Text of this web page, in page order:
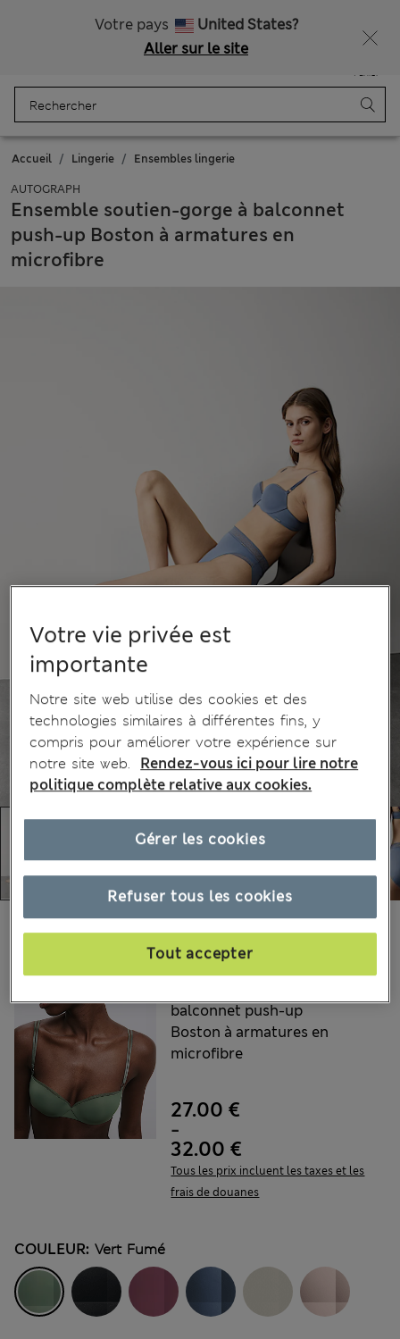
Votre pays
United States?
Aller sur le site
Panier
Accueil Lingerie Ensembles lingerie
AUTOGRAPH
Ensemble soutien-gorge à balconnet
push-up Boston à armatures en
microfibre
AUTOGRAPH
balconnet push-up
Boston à armatures en
microfibre
27.00 €
-
32.00 €
Tous les prix incluent les taxes et les
frais de douanes
COULEUR: Vert Fumé
Votre vie privée est
importante
Notre site web utilise des cookies et des
technologies similaires à différentes fins, y
compris pour améliorer votre expérience sur
notre site web.
Rendez-vous ici pour lire notre
politique complète relative aux cookies.
Refuser tous les cookies
Tout accepter
Gérer les cookies